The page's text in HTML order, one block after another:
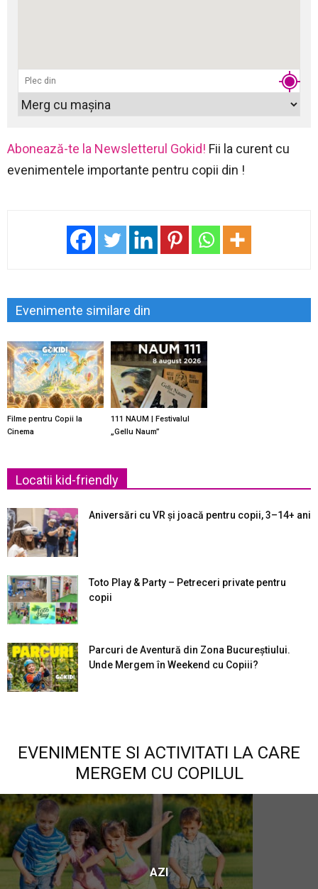
Abonează-te la Newsletterul Gokid! Fii la curent cu
evenimentele importante pentru copii din !
Evenimente similare din
Filme pentru Copii la
Cinema
111 NAUM | Festivalul
„Gellu Naum”
Locatii kid-friendly
Aniversări cu VR și joacă pentru copii, 3–14+ ani
Toto Play & Party – Petreceri private pentru
copii
Parcuri de Aventură din Zona Bucureştiului.
Unde Mergem în Weekend cu Copiii?
EVENIMENTE SI ACTIVITATI LA CARE
MERGEM CU COPILUL
AZI